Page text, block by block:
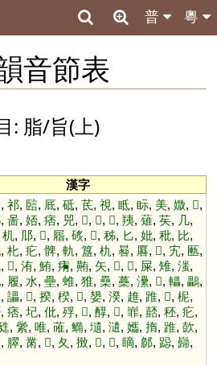
粵
普
音節表
: 脂/旨(上)
漢字
, 祁, 䛗, 厎, 砥, 茋, 視, 眡, 眎, 美, 媺, 𤛎,
, 啚, 娝, 痞, 兕, 𧰽, 𠒅, 𠒃, 羠, 薙, 䒨, 几,
机, 䢳, 𤜝, 㞛, 䂹, 𡛷, 秭, 匕, 妣, 秕, 比,
, 朼, 疕, 髀, 軌, 簋, 朹 , 晷, 厬, 𣷾, 宄, 匭,
, 𧗝, 洧, 鮪, 痏, 䵋, 矢, 𠂕, 𦳊, 屎, 雉, 滍,
, 履, 水, 壘, 蜼, 猚, 櫐, 蘽, 㶟, 𡻭, 轠, 鸓,
, 讄, 𤢹, 揆, 楑, 𢜽, 嫢, 湀, 趡, 踓, 𨿐, 柅,
, 痞, 圮, 仳, 殍, 𢁦, 䤏, 𢻹, 㠑, 嚭, 秠, 疕,
, 繠, 唯, 蓶, 䲊, 壝, 瀢, 孈, 㨊, 踓, 㰻,
, 臎, 黹, 𢾫, 夂 , 㨖, 𡳭, 𧿲, 䁤, 䣀, 跽, 巋,